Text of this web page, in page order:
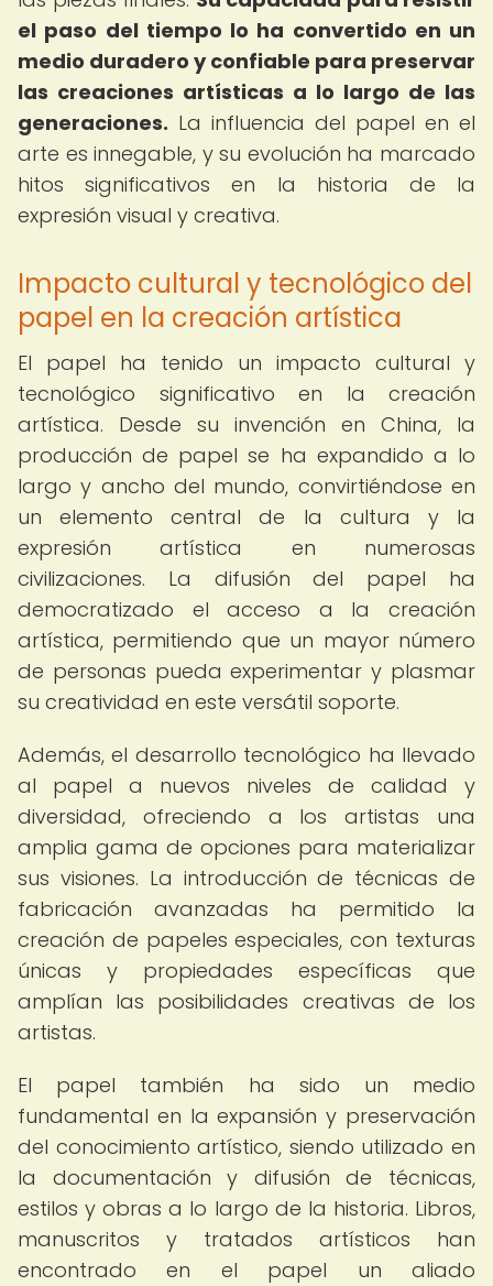
el paso del tiempo lo ha convertido en un
medio duradero y confiable para preservar
las creaciones artísticas a lo largo de las
generaciones. La influencia del papel en el
arte es innegable, y su evolución ha marcado
hitos significativos en la historia de la
expresión visual y creativa.
Impacto cultural y tecnológico del
papel en la creación artística
El papel ha tenido un impacto cultural y
tecnológico significativo en la creación
artística. Desde su invención en China, la
producción de papel se ha expandido a lo
largo y ancho del mundo, convirtiéndose en
un elemento central de la cultura y la
expresión artística en numerosas
civilizaciones. La difusión del papel ha
democratizado el acceso a la creación
artística, permitiendo que un mayor número
de personas pueda experimentar y plasmar
su creatividad en este versátil soporte.
Además, el desarrollo tecnológico ha llevado
al papel a nuevos niveles de calidad y
diversidad, ofreciendo a los artistas una
amplia gama de opciones para materializar
sus visiones. La introducción de técnicas de
fabricación avanzadas ha permitido la
creación de papeles especiales, con texturas
únicas y propiedades específicas que
amplían las posibilidades creativas de los
artistas.
El papel también ha sido un medio
fundamental en la expansión y preservación
del conocimiento artístico, siendo utilizado en
la documentación y difusión de técnicas,
estilos y obras a lo largo de la historia. Libros,
manuscritos y tratados artísticos han
encontrado en el papel un aliado